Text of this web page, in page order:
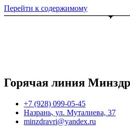
Перейти к содержимому
Горячая линия
+7 (928) 099-05-45
Назрань, ул. Муталиева, 37
minzdravri@yandex.ru